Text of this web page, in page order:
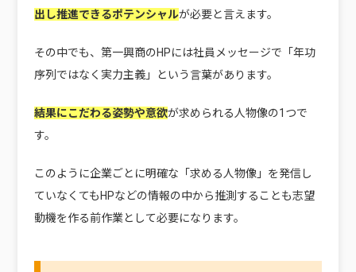
出し推進できるポテンシャルが必要と言えます。
その中でも、第一興商のHPには社員メッセージで「年功
序列ではなく実力主義」という言葉があります。
結果にこだわる姿勢や意欲が求められる人物像の1つで
す。
このように企業ごとに明確な「求める人物像」を発信し
ていなくてもHPなどの情報の中から推測することも志望
動機を作る前作業として必要になります。